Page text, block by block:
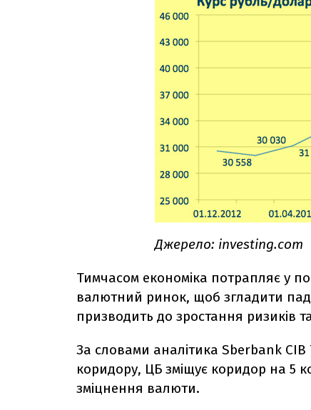
Джерело: investing.com
Тимчасом економіка потрапляє у
валютний ринок, щоб згладити
призводить до зростання ризиків
За словами аналітика Sberbank
коридору, ЦБ зміщує коридор на 5
зміцнення валюти.